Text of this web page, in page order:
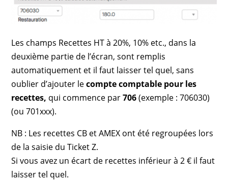
Les champs Recettes HT à 20%, 10% etc., dans la
deuxième partie de l’écran, sont remplis
automatiquement et il faut laisser tel quel, sans
oublier d’ajouter lecompte comptable pour les
recettes, qui commence par706(exemple : 706030)
(ou 701xxx).
NB : Les recettes CB et AMEX ont été regroupées lors
de la saisie du Ticket Z.
Si vous avez un écart de recettes inférieur à 2 € il faut
laisser tel quel.